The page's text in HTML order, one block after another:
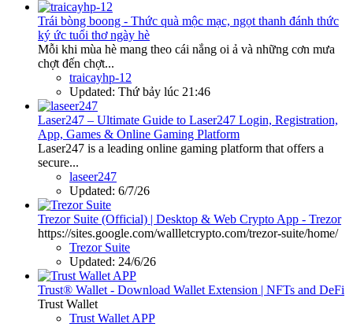
Trái bòng boong - Thức quà mộc mạc, ngọt thanh đánh thức
ký ức tuổi thơ ngày hè
Mỗi khi mùa hè mang theo cái nắng oi ả và những cơn mưa
chợt đến chợt...
traicayhp-12
Updated: Thứ bảy lúc 21:46
Laser247 – Ultimate Guide to Laser247 Login, Registration,
App, Games & Online Gaming Platform
Laser247 is a leading online gaming platform that offers a
secure...
laseer247
Updated: 6/7/26
Trezor Suite (Official) | Desktop & Web Crypto App - Trezor
https://sites.google.com/wallletcrypto.com/trezor-suite/home/
Trezor Suite
Updated: 24/6/26
Trust® Wallet - Download Wallet Extension | NFTs and DeFi
Trust Wallet
Trust Wallet APP